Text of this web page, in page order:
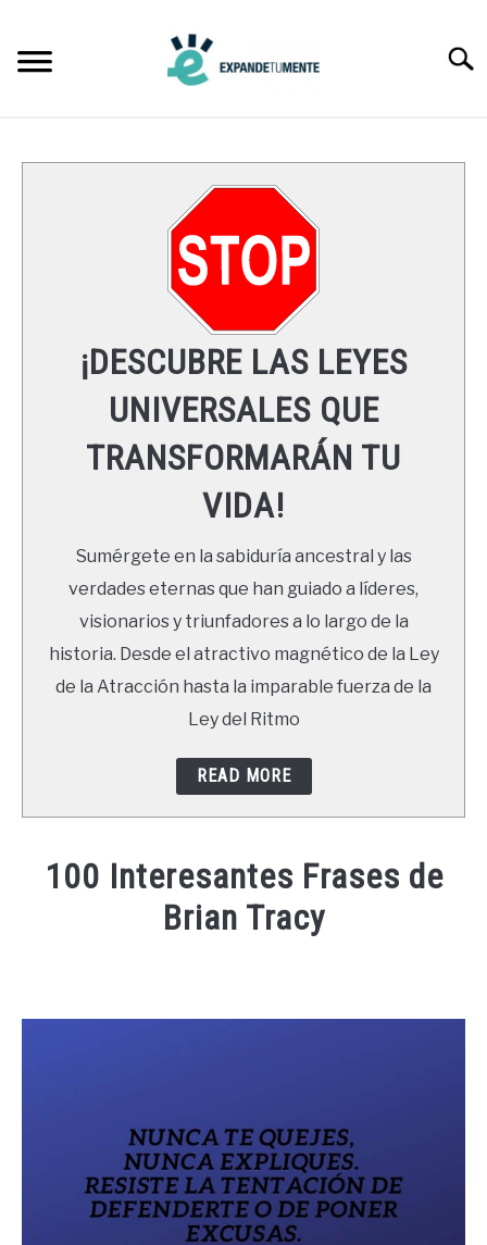
content
LEYES UNIVERSALES
RECURSOS
NEWSLETTER
¡DESCUBRE LAS LEYES
UNIVERSALES QUE
TRANSFORMARÁN TU
VIDA!
Sumérgete en la sabiduría ancestral y las
verdades eternas que han guiado a líderes,
visionarios y triunfadores a lo largo de la
historia. Desde el atractivo magnético de la Ley
de la Atracción hasta la imparable fuerza de la
Ley del Ritmo
READ MORE
100 Interesantes Frases de
Brian Tracy